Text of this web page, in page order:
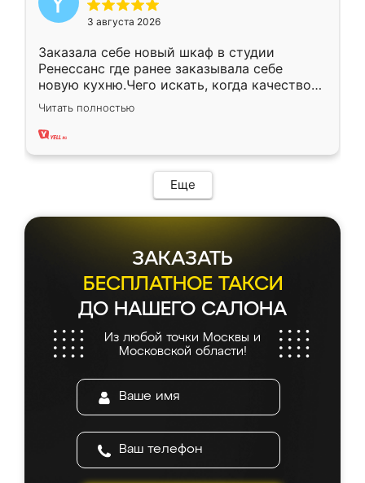
3 августа 2026
Заказала себе новый шкаф в студии
Ренессанс где ранее заказывала себе
новую кухню.Чего искать, когда качеством
вполне довольна. Служит кухня уже почти
два года, нареканий нет.
Читать полностью
Еще
ЗАКАЗАТЬ
БЕСПЛАТНОЕ ТАКСИ
ДО НАШЕГО САЛОНА
Из любой точки Москвы и
Московской области!